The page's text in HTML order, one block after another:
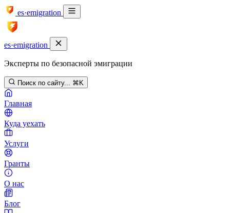
es·emigration
es·emigration
Эксперты по безопасной эмиграции
Поиск по сайту... ⌘K
Главная
Куда уехать
Услуги
Гранты
О нас
Блог